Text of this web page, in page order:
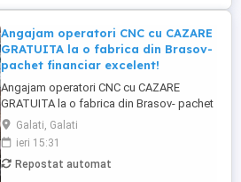
Angajam operatori CNC cu CAZARE
GRATUITA la o fabrica din Brasov-
pachet financiar excelent!
Angajam operatori CNC cu CAZARE
GRATUITA la o fabrica din Brasov- pachet
financiar excelent! Angajam operatori CNC
care au cunostinte de desen tehnic cu
CAZARE GRATUITA la o fabrica din Brasov
- pachet financiar atractiv. Locul de munca
Galati, Galati
ieri 15:31
Repostat automat